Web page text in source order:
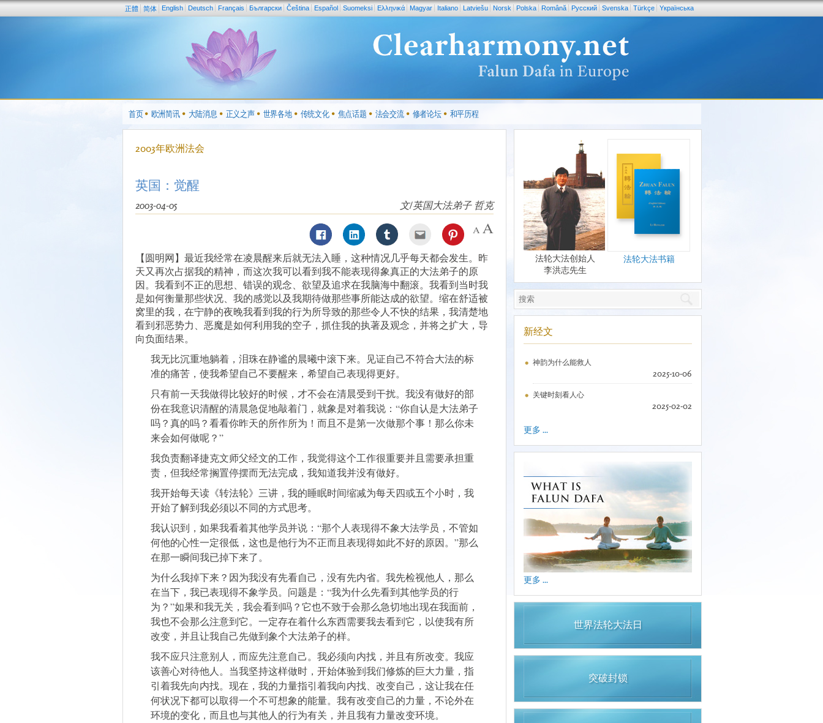
正體 简体 English Deutsch Français Български Čeština Español Suomeksi Ελληνικά Magyar Italiano Latviešu Norsk Polska Română Pусский Svenska Türkçe Yкраїнська
首页 欧洲简讯 大陆消息 正义之声 世界各地 传统文化 焦点话题 法会交流 修者论坛 和平历程
2003年欧洲法会
英国：觉醒
文/英国大法弟子 哲克
2003-04-05
【圆明网】最近我经常在凌晨醒来后就无法入睡，这种情况几乎每天都会发生。昨
天又再次占据我的精神，而这次我可以看到我不能表现得象真正的大法弟子的原
因。我看到不正的思想、错误的观念、欲望及追求在我脑海中翻滚。我看到当时我
是如何衡量那些状况、我的感觉以及我期待做那些事所能达成的欲望。缩在舒适被
窝里的我，在宁静的夜晚我看到我的行为所导致的那些令人不快的结果，我清楚地
看到邪恶势力、恶魔是如何利用我的空子，抓住我的执著及观念，并将之扩大，导
向负面结果。
我无比沉重地躺着，泪珠在静谧的晨曦中滚下来。见证自己不符合大法的标
准的痛苦，使我希望自己不要醒来，希望自己表现得更好。
只有前一天我做得比较好的时候，才不会在清晨受到干扰。我没有做好的部
份在我意识清醒的清晨急促地敲着门，就象是对着我说：“你自认是大法弟子
吗？真的吗？看看你昨天的所作所为！而且不是第一次做那个事！那么你未
来会如何做呢？”
我负责翻译捷克文师父经文的工作，我觉得这个工作很重要并且需要承担重
责，但我经常搁置停摆而无法完成，我知道我并没有做好。
我开始每天读《转法轮》三讲，我的睡眠时间缩减为每天四或五个小时，我
开始了解到我必须以不同的方式思考。
我认识到，如果我看着其他学员并说：“那个人表现得不象大法学员，不管如
何他的心性一定很低，这也是他行为不正而且表现得如此不好的原因。”那么
在那一瞬间我已掉下来了。
为什么我掉下来？因为我没有先看自己，没有先内省。我先检视他人，那么
在当下，我已表现得不象学员。问题是：“我为什么先看到其他学员的行
为？”如果和我无关，我会看到吗？它也不致于会那么急切地出现在我面前，
我也不会那么注意到它。一定存在着什么东西需要我去看到它，以使我有所
改变，并且让我自己先做到象个大法弟子的样。
我不应只注意别人，而应先注意自己。我必须向内找，并且有所改变。我应
该善心对待他人。当我坚持这样做时，开始体验到我们修炼的巨大力量，指
引着我先向内找。现在，我的力量指引着我向内找、改变自己，这让我在任
何状况下都可以取得一个不可想象的能量。我有改变自己的力量，不论外在
环境的变化，而且也与其他人的行为有关，并且我有力量改变环境。
法轮大法创始人
李洪志先生
法轮大法书籍
新经文
神韵为什么能救人
2025-10-06
关键时刻看人心
2025-02-02
更多 ...
更多 ...
世界法轮大法日
突破封锁